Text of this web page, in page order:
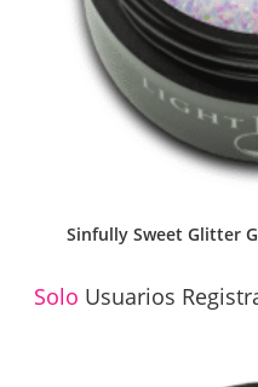
Sinfully Sweet Glitter
Solo Usuarios